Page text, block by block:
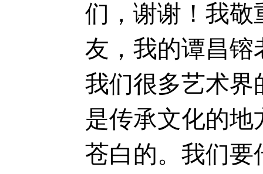
们，谢谢！我敬
友，我的谭昌镕
我们很多艺术界
是传承文化的
苍白的。我们要